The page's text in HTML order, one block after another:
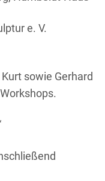
e. V.
sowie Gerhard